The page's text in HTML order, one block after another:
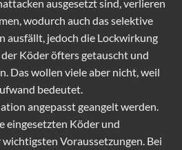
ausgesetzt sind, verlieren
wodurch auch das selektive
ausfällt, jedoch die Lockwirkung
Köder öfters getauscht und
Das wollen viele aber nicht, weil
bedeutet.
angepasst geangelt werden.
eingesetzten Köder und
Voraussetzungen. Bei